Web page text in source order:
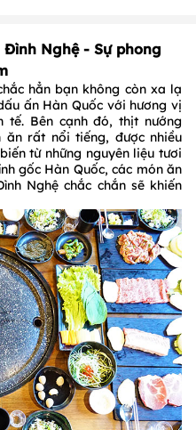
Nghệ - Sự phong
hẳn bạn không còn xa lạ
ấn Hàn Quốc với hương vị
tế. Bên cạnh đó, thịt nướng
rất nổi tiếng, được nhiều
từ những nguyên liệu tươi
gốc Hàn Quốc, các món ăn
Nghệ chắc chắn sẽ khiến